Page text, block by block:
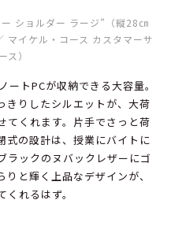
ショルダー ラージ”（縦28㎝
イケル・コース カスタマーサ
ス）
トPCが収納できる大容量。
きりしたシルエットが、大荷
てくれます。片手でさっと荷
式の設計は、授業にバイトに
ラックのヌバックレザーにゴ
と輝く上品なデザインが、
れるはず。